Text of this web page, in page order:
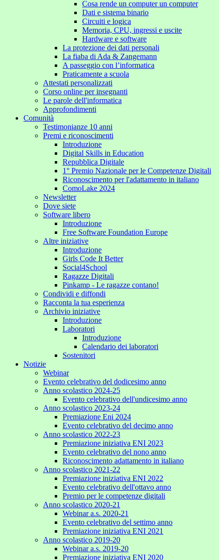
Cosa rende un computer un computer
Dati e sistema binario
Circuiti e logica
Memoria, CPU, ingressi e uscite
Hardware e software
La protezione dei dati personali
La fiaba di Ada & Zangemann
A passeggio con l’informatica
Praticamente a scuola
Attestati personalizzati
Corso online per insegnanti
Le parole dell'informatica
Approfondimenti
Comunità
Testimonianze 10 anni
Premi e riconoscimenti
Introduzione
Digital Skills in Education
Repubblica Digitale
1° Premio Nazionale per le Competenze Digitali
Riconoscimento per l'adattamento in italiano
ComoLake 2024
Newsletter
Dove siete
Software libero
Introduzione
Free Software Foundation Europe
Altre iniziative
Introduzione
Girls Code It Better
Social4School
Ragazze Digitali
Pinkamp - Le ragazze contano!
Condividi e diffondi
Racconta la tua esperienza
Archivio iniziative
Introduzione
Laboratori
Introduzione
Calendario dei laboratori
Sostenitori
Notizie
Webinar
Evento celebrativo del dodicesimo anno
Anno scolastico 2024-25
Evento celebrativo dell'undicesimo anno
Anno scolastico 2023-24
Premiazione Eni 2024
Evento celebrativo del decimo anno
Anno scolastico 2022-23
Premiazione iniziativa ENI 2023
Evento celebrativo del nono anno
Riconoscimento adattamento in italiano
Anno scolastico 2021-22
Premiazione iniziativa ENI 2022
Evento celebrativo dell'ottavo anno
Premio per le competenze digitali
Anno scolastico 2020-21
Webinar a.s. 2020-21
Evento celebrativo del settimo anno
Premiazione iniziativa ENI 2021
Anno scolastico 2019-20
Webinar a.s. 2019-20
Premiazione iniziativa ENI 2020